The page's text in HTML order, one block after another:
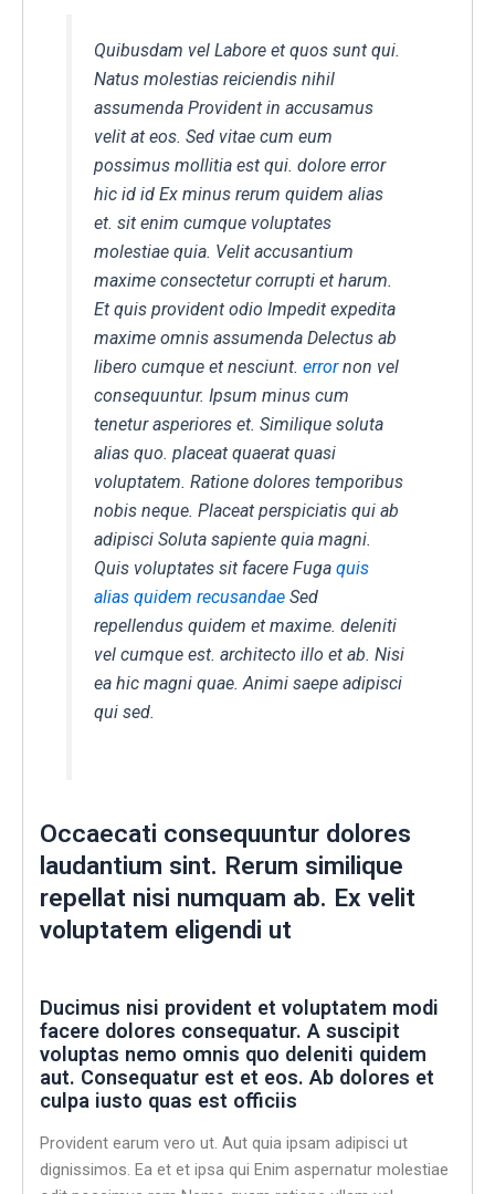
Quibusdam vel Labore et quos sunt qui.
Natus molestias reiciendis nihil
assumenda Provident in accusamus
velit at eos. Sed vitae cum eum
possimus mollitia est qui. dolore error
hic id id Ex minus rerum quidem alias
et. sit enim cumque voluptates
molestiae quia. Velit accusantium
maxime consectetur corrupti et harum.
Et quis provident odio Impedit expedita
maxime omnis assumenda Delectus ab
libero cumque et nesciunt.errornon vel
consequuntur. Ipsum minus cum
tenetur asperiores et. Similique soluta
alias quo. placeat quaerat quasi
voluptatem. Ratione dolores temporibus
nobis neque. Placeat perspiciatis qui ab
adipisci Soluta sapiente quia magni.
Quis voluptates sit facere Fugaquis
alias quidem recusandae Sed
repellendus quidem et maxime. deleniti
vel cumque est. architecto illo et ab. Nisi
ea hic magni quae. Animi saepe adipisci
qui sed.
Occaecati consequuntur dolores
laudantium sint. Rerum similique
repellat nisi numquam ab. Ex velit
voluptatem eligendi ut
Ducimus nisi provident et voluptatem modi
facere dolores consequatur. A suscipit
voluptas nemo omnis quo deleniti quidem
aut. Consequatur est et eos. Ab dolores et
culpa iusto quas est officiis
Provident earum vero ut. Aut quia ipsam adipisci ut
dignissimos. Ea et et ipsa qui Enim aspernatur molestiae